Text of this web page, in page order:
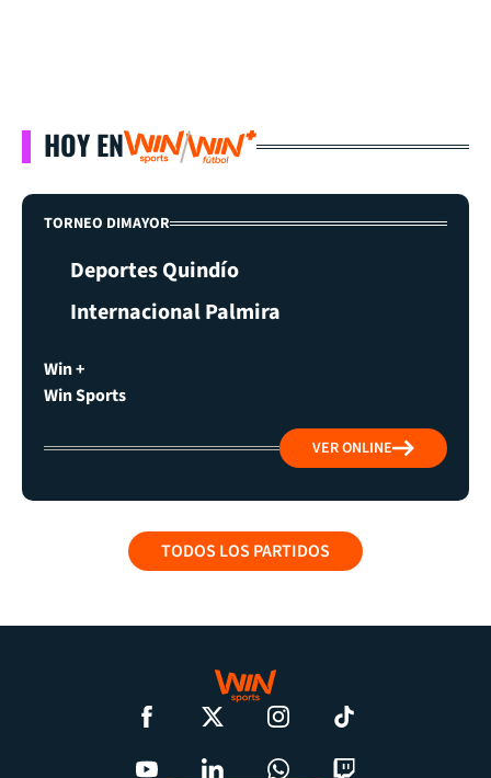
HOY EN
TORNEO DIMAYOR
Deportes Quindío
Internacional Palmira
Win +
Win Sports
VER ONLINE
TODOS LOS PARTIDOS